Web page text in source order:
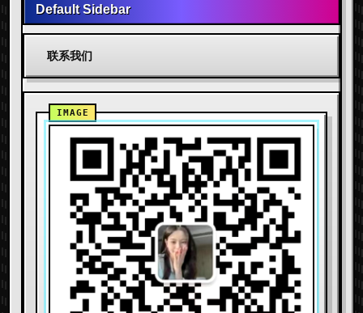
Default Sidebar
联系我们